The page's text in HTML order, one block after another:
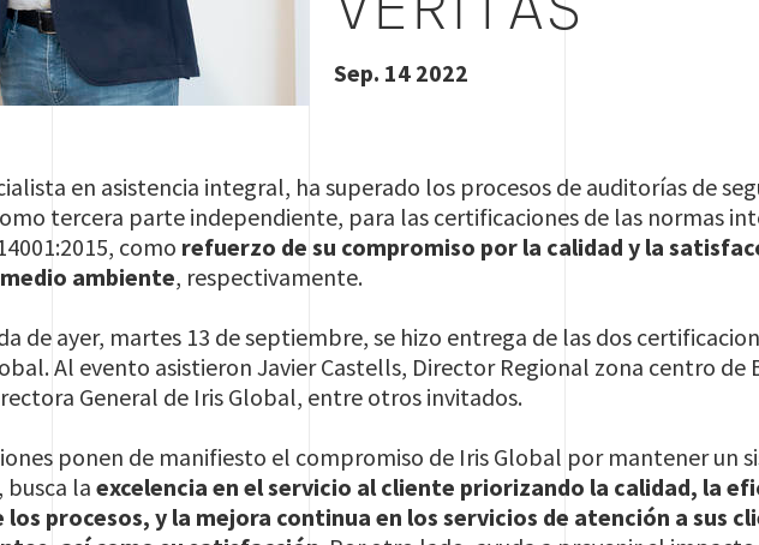
VERITAS
Sep. 14 2022
en asistencia integral, ha superado los procesos de auditorías de
tercera parte independiente, para las certificaciones de las normas
como refuerzo de su compromiso por la calidad y la
ambiente, respectivamente.
de ayer, martes 13 de septiembre, se hizo entrega de las dos
Al evento asistieron Javier Castells, Director Regional zona centro de
General de Iris Global, entre otros invitados.
ponen de manifiesto el compromiso de Iris Global por mantener un
busca la excelencia en el servicio al cliente priorizando la calidad, la
procesos, y la mejora continua en los servicios de atención a sus